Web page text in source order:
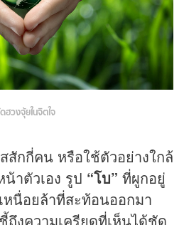
ฮวงจุ้ยในจิตใจ
กกี่คน หรือใช้ตัวอย่างใกล้
าตัวเอง รูป “โบ” ที่ผูกอยู่
หนื่อยล้าที่สะท้อนออกมา
ถึงความเครียดที่เห็นได้ชัด